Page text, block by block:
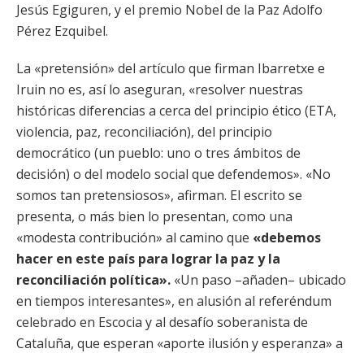
Jesús Egiguren, y el premio Nobel de la Paz Adolfo
Pérez Ezquibel.
La «pretensión» del artículo que firman Ibarretxe e
Iruin no es, así lo aseguran, «resolver nuestras
históricas diferencias a cerca del principio ético (ETA,
violencia, paz, reconciliación), del principio
democrático (un pueblo: uno o tres ámbitos de
decisión) o del modelo social que defendemos». «No
somos tan pretensiosos», afirman. El escrito se
presenta, o más bien lo presentan, como una
«modesta contribución» al camino que «debemos
hacer en este país para lograr la paz y la
reconciliación política». «Un paso –añaden– ubicado
en tiempos interesantes», en alusión al referéndum
celebrado en Escocia y al desafío soberanista de
Cataluña, que esperan «aporte ilusión y esperanza» a